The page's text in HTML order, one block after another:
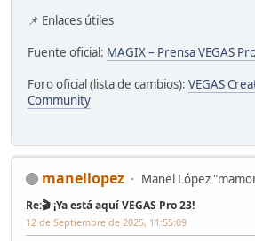
📌 Enlaces útiles
Fuente oficial: MAGIX – Prensa VEGAS
Foro oficial (lista de cambios): VEGAS
Community
manellopez Manel López
Re:🎬 ¡Ya está aquí VEGAS Pro 23!
12 de Septiembre de 2025, 11:55:09